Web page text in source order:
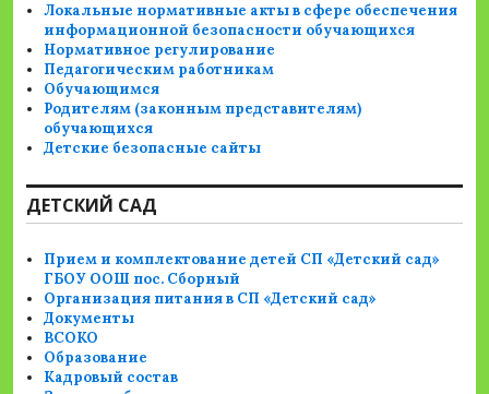
Локальные нормативные акты в сфере обеспечения
информационной безопасности обучающихся
Нормативное регулирование
Педагогическим работникам
Обучающимся
Родителям (законным представителям)
обучающихся
Детские безопасные сайты
ДЕТСКИЙ САД
Прием и комплектование детей СП «Детский сад»
ГБОУ ООШ пос. Сборный
Организация питания в СП «Детский сад»
Документы
ВСОКО
Образование
Кадровый состав